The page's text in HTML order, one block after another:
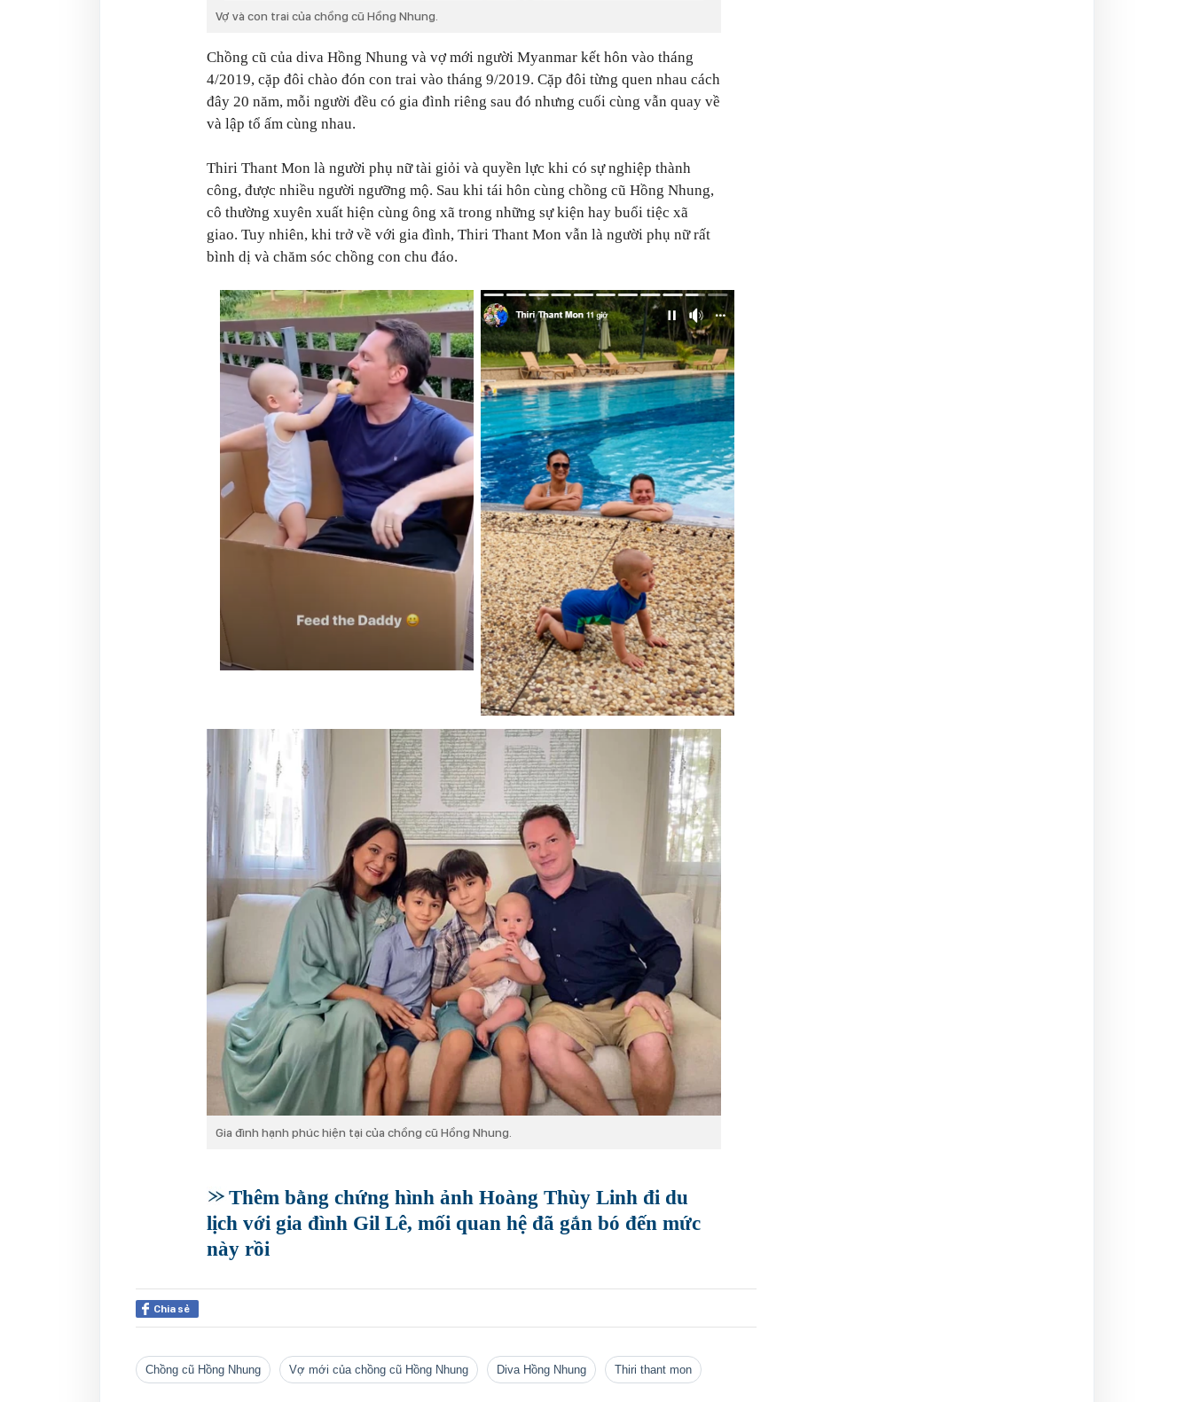
Vợ và con trai của chồng cũ Hồng Nhung.
Chồng cũ của diva Hồng Nhung và vợ mới người Myanmar kết hôn vào tháng
4/2019, cặp đôi chào đón con trai vào tháng 9/2019. Cặp đôi từng quen nhau cách
đây 20 năm, mỗi người đều có gia đình riêng sau đó nhưng cuối cùng vẫn quay về
và lập tổ ấm cùng nhau.
Thiri Thant Mon là người phụ nữ tài giỏi và quyền lực khi có sự nghiệp thành
công, được nhiều người ngưỡng mộ. Sau khi tái hôn cùng chồng cũ Hồng Nhung,
cô thường xuyên xuất hiện cùng ông xã trong những sự kiện hay buổi tiệc xã
giao. Tuy nhiên, khi trở về với gia đình, Thiri Thant Mon vẫn là người phụ nữ rất
bình dị và chăm sóc chồng con chu đáo.
Gia đình hạnh phúc hiện tại của chồng cũ Hồng Nhung.
Thêm bằng chứng hình ảnh Hoàng Thùy Linh đi du
lịch với gia đình Gil Lê, mối quan hệ đã gắn bó đến mức
này rồi
Chia sẻ
chồng cũ Hồng Nhung vợ mới của chồng cũ Hồng Nhung Diva Hồng Nhung thiri thant mon